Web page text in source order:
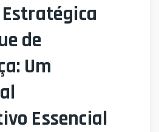
de
Um
Essencial